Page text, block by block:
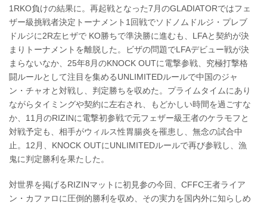
1RKO負けの結果に。再起戦となった7月のGLADIATORではフェ
ザー級挑戦者決定トーナメント1回戦でソドノムドルジ・プレブ
ドルジに2R左ヒザで KO勝ちで準決勝に進むも、LFAと契約が決
まりトーナメントを離脱した。ビザの問題でLFAデビュー戦が決
まらないなか、25年8月のKNOCK OUTに電撃参戦、究極打撃格
闘ルールとして注目を集めるUNLIMITEDルールで中国のジャ
ン・チャオと対戦し、判定勝ちを収めた。プライムタイムにあり
ながらタイミングや契約に左右され、もどかしい時間を過ごすな
か、11月のRIZINに電撃初参戦で元フェザー級王者のケラモフと
対戦予定も、相手がウィルス性胃腸炎を罹患し、無念の試合中
止。12月、KNOCK OUTにUNLIMITEDルールで再び参戦し、漁
鬼に判定勝利を果たした。
対世界を掲げるRIZINマットに初見参の今回、CFFC王者ライア
ン・カファロに圧倒的勝利を収め、その実力を国内外に知らしめ